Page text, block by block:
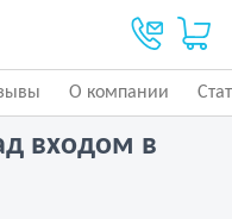
О компании
входом в